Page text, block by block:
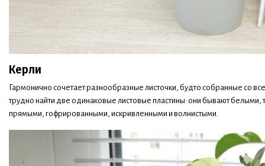
Керли
Гармонично сочетает разнообразные листочки, будто собранные со
трудно найти две одинаковые листовые пластины: они бывают
прямыми, гофрированными, искривленными и волнистыми.